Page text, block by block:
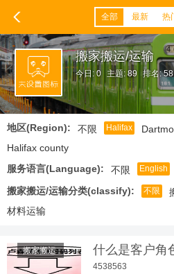
全部 最新 热
搬家搬运/运输
今日: 0 主题: 89 排名: 58
地区(Region): 不限 Halifax
Halifax county
服务语言(Language):
不限 English
搬家搬运/运输分类(classify):
不限
材料运输
搬家搬运
什么是客户角
解你的
4538563